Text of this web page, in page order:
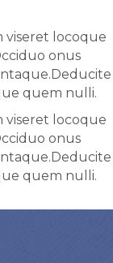
viseret locoque
onus
quem nulli.
viseret locoque
onus
quem nulli.